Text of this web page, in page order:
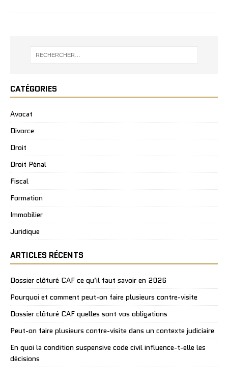
CATÉGORIES
Avocat
Divorce
Droit
Droit Pénal
Fiscal
Formation
Immobilier
Juridique
ARTICLES RÉCENTS
Dossier clôturé CAF ce qu’il faut savoir en 2026
Pourquoi et comment peut-on faire plusieurs contre-visite
Dossier clôturé CAF quelles sont vos obligations
Peut-on faire plusieurs contre-visite dans un contexte judiciaire
En quoi la condition suspensive code civil influence-t-elle les
décisions